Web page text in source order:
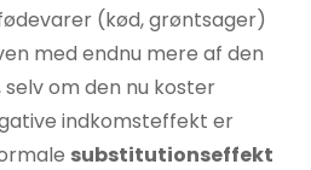
(kød, grøntsager)
med endnu mere af den
om den nu koster
indkomsteffekt er
substitutionseffekt